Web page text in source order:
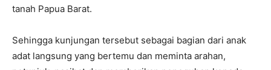
tanah Papua Barat.
Sehingga kunjungan tersebut sebagai bagian dari anak
adat langsung yang bertemu dan meminta arahan,